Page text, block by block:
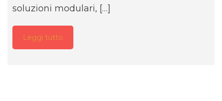
soluzioni modulari, […]
Leggi tutto